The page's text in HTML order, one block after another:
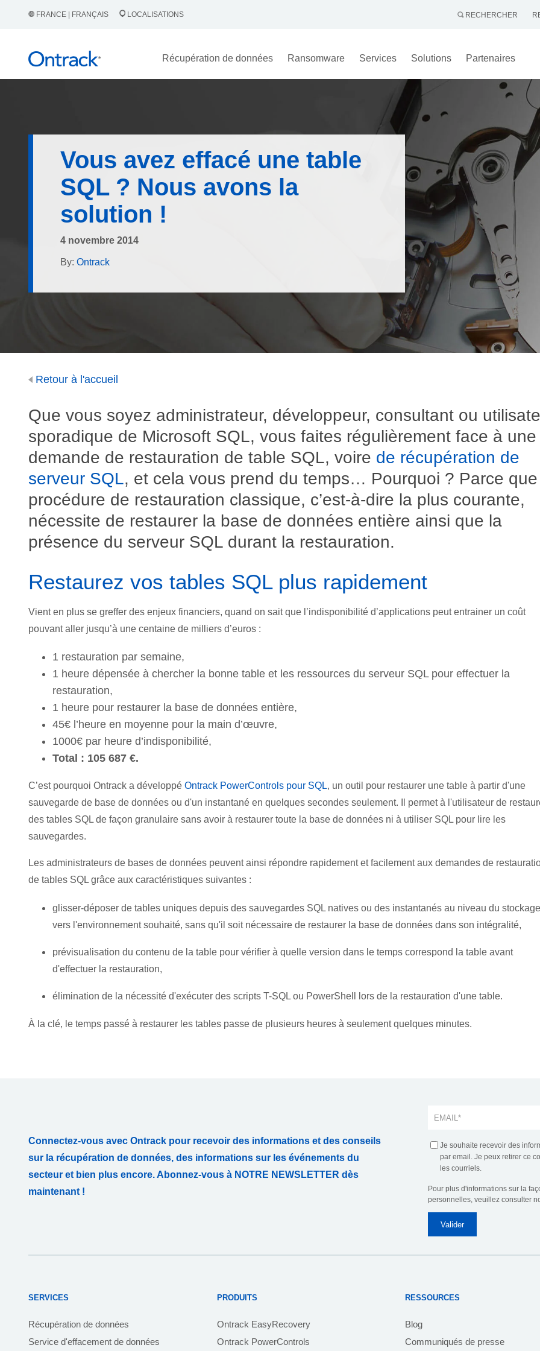
FRANCE | FRANÇAIS LOCALISATIONS RECHERCHER
Récupération de données Ransomware Services Solutions Partenaires
Vous avez effacé une table
SQL ? Nous avons la
solution !
4 novembre 2014
By: Ontrack
Retour à l'accueil
Que vous soyez administrateur, développeur, consultant ou
sporadique de Microsoft SQL, vous faites régulièrement face à une
demande de restauration de table SQL, voire de récupération de
serveur SQL, et cela vous prend du temps… Pourquoi ? Parce
procédure de restauration classique, c’est-à-dire la plus courante,
nécessite de restaurer la base de données entière ainsi que la
présence du serveur SQL durant la restauration.
Restaurez vos tables SQL plus rapidement
Vient en plus se greffer des enjeux financiers, quand on sait que l’indisponibilité d’applications peut entrainer un coût
pouvant aller jusqu’à une centaine de milliers d’euros :
1 restauration par semaine,
1 heure dépensée à chercher la bonne table et les ressources du serveur SQL pour effectuer la
restauration,
1 heure pour restaurer la base de données entière,
45€ l’heure en moyenne pour la main d’œuvre,
1000€ par heure d’indisponibilité,
Total : 105 687 €.
C’est pourquoi Ontrack a développé Ontrack PowerControls pour SQL, un outil pour restaurer une table à partir d'une
sauvegarde de base de données ou d'un instantané en quelques secondes seulement. Il permet à l'utilisateur de
des tables SQL de façon granulaire sans avoir à restaurer toute la base de données ni à utiliser SQL pour lire les
sauvegardes.
Les administrateurs de bases de données peuvent ainsi répondre rapidement et facilement aux demandes de
de tables SQL grâce aux caractéristiques suivantes :
glisser-déposer de tables uniques depuis des sauvegardes SQL natives ou des instantanés au niveau du stockage
vers l'environnement souhaité, sans qu'il soit nécessaire de restaurer la base de données dans son intégralité,
prévisualisation du contenu de la table pour vérifier à quelle version dans le temps correspond la table avant
d'effectuer la restauration,
élimination de la nécessité d'exécuter des scripts T-SQL ou PowerShell lors de la restauration d'une table.
À la clé, le temps passé à restaurer les tables passe de plusieurs heures à seulement quelques minutes.
Connectez-vous avec Ontrack pour recevoir des informations et des conseils
sur la récupération de données, des informations sur les événements du
secteur et bien plus encore. Abonnez-vous à NOTRE NEWSLETTER dès
maintenant !
Je souhaite recevoir des
par email. Je peux retirer ce
les courriels.
Pour plus d'informations sur la
personnelles, veuillez consulter
SERVICES
Récupération de données
Service d'effacement de données
PRODUITS
Ontrack EasyRecovery
Ontrack PowerControls
RESSOURCES
Blog
Communiqués de presse